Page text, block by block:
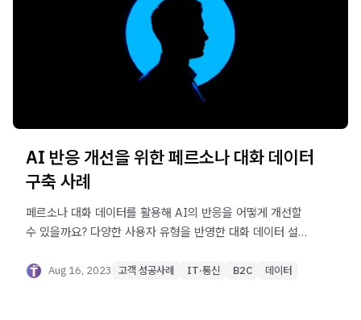
AI 반응 개선을 위한 페르소나 대화 데이터
구축 사례
페르소나 대화 데이터를 활용해 AI의 반응을 어떻게 개선할
수 있을까요? 다양한 사용자 유형을 반영한 대화 데이터 설계
Aug 16, 2023 고객 성공사례 IT·통신 B2C 데이터